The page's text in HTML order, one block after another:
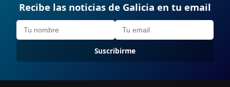
Recibe las noticias de Galicia en tu email
Suscribirme